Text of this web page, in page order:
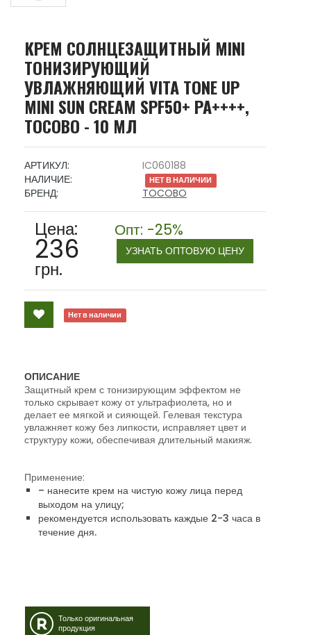
КРЕМ СОЛНЦЕЗАЩИТНЫЙ MINI
ТОНИЗИРУЮЩИЙ
УВЛАЖНЯЮЩИЙ VITA TONE UP
MINI SUN CREAM SPF50+ PA++++,
TOCOBO - 10 МЛ
АРТИКУЛ:
IC060188
НАЛИЧИЕ:
НЕТ В НАЛИЧИИ
БРЕНД: TOCOBO
Цена:
236
грн.
Опт: -25%
УЗНАТЬ ОПТОВУЮ ЦЕНУ
Нет в наличии
ОПИСАНИЕ
Защитный крем с тонизирующим эффектом не
только скрывает кожу от ультрафиолета, но и
делает ее мягкой и сияющей. Гелевая текстура
увлажняет кожу без липкости, исправляет цвет и
структуру кожи, обеспечивая длительный макияж.
Применение:
– нанесите крем на чистую кожу лица перед
выходом на улицу;
рекомендуется использовать каждые 2-3 часа в
течение дня.
Только оригинальная
продукция